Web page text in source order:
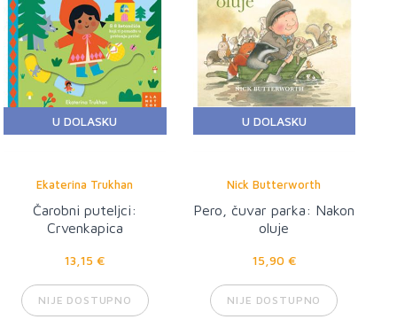
U DOLASKU
Ekaterina Trukhan
Čarobni puteljci:
Crvenkapica
13,15 €
NIJE DOSTUPNO
U DOLASKU
Nick Butterworth
Pero, čuvar parka: Nakon
oluje
15,90 €
NIJE DOSTUPNO